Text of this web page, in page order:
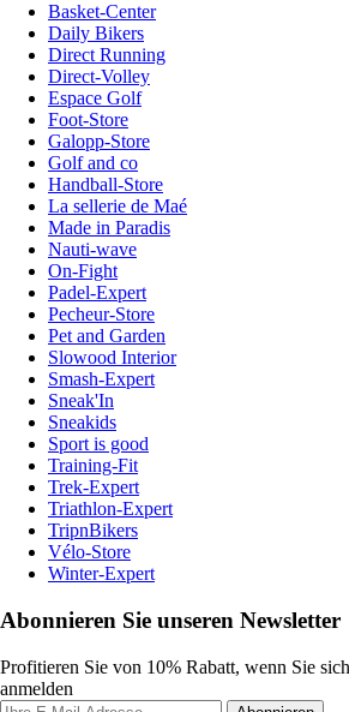
Basket-Center
Daily Bikers
Direct Running
Direct-Volley
Espace Golf
Foot-Store
Galopp-Store
Golf and co
Handball-Store
La sellerie de Maé
Made in Paradis
Nauti-wave
On-Fight
Padel-Expert
Pecheur-Store
Pet and Garden
Slowood Interior
Smash-Expert
Sneak'In
Sneakids
Sport is good
Training-Fit
Trek-Expert
Triathlon-Expert
TripnBikers
Vélo-Store
Winter-Expert
Abonnieren Sie unseren Newsletter
Profitieren Sie von 10% Rabatt, wenn Sie
anmelden